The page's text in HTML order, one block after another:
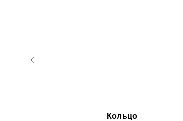
Кольцо